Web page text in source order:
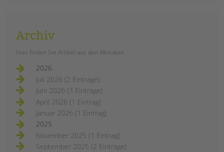
Archiv
Hier finden Sie Artikel aus den Monaten
2026
Juli 2026 (2 Einträge)
Juni 2026 (3 Einträge)
April 2026 (1 Eintrag)
Januar 2026 (1 Eintrag)
2025
November 2025 (1 Eintrag)
September 2025 (2 Einträge)